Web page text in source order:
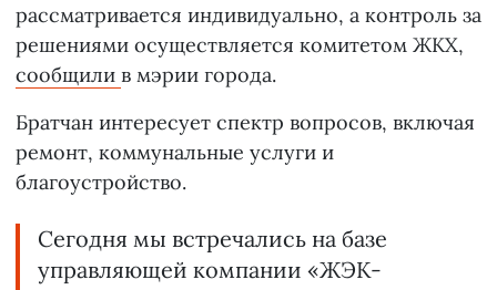
рассматривается индивидуально, а контроль за
решениями осуществляется комитетом ЖКХ,
сообщили в мэрии города.
Братчан интересует спектр вопросов, включая
ремонт, коммунальные услуги и
благоустройство.
Сегодня мы встречались на базе
управляющей компании «ЖЭК-